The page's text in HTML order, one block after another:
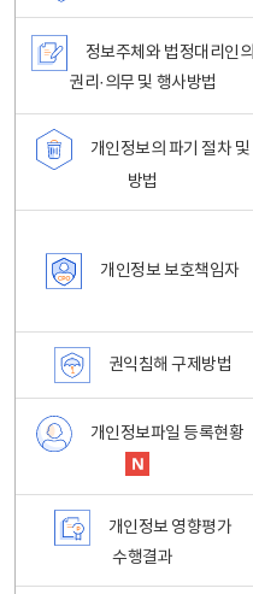
정보주체와 법정대리인의
권리·의무 및 행사방법
개인정보의 파기 절차 및
방법
개인정보 보호책임자
권익침해 구제방법
개인정보파일 등록현황
개인정보 영향평가
수행결과